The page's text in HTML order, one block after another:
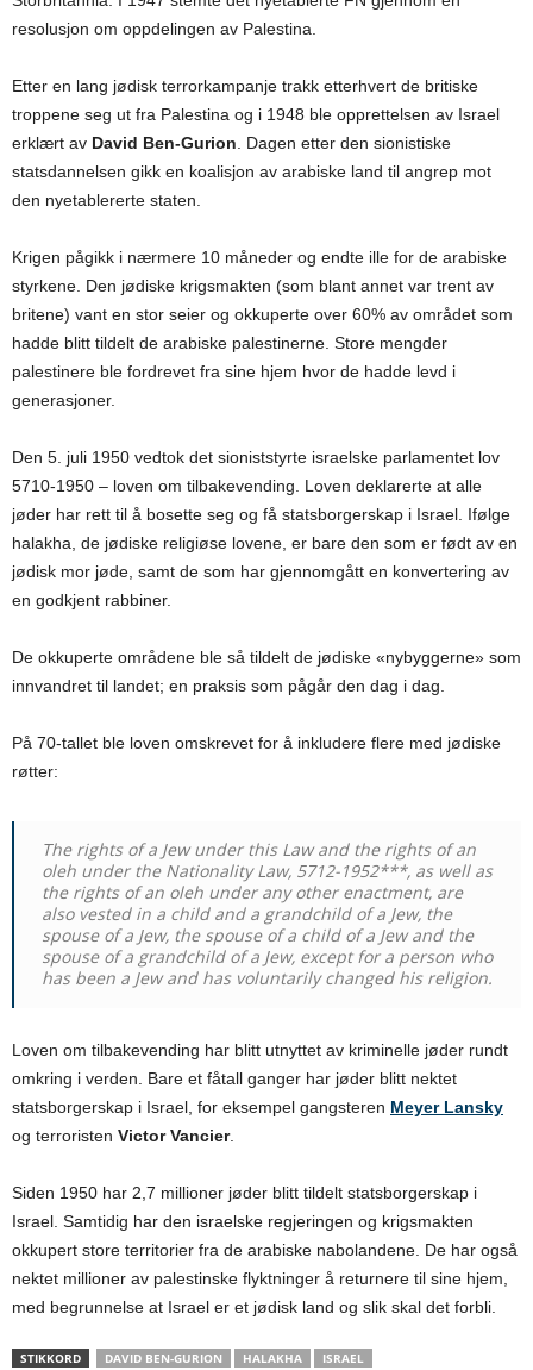
resolusjon om oppdelingen av Palestina.
Etter en lang jødisk terrorkampanje trakk etterhvert de britiske
troppene seg ut fra Palestina og i 1948 ble opprettelsen av Israel
erklært av David Ben-Gurion. Dagen etter den sionistiske
statsdannelsen gikk en koalisjon av arabiske land til angrep mot
den nyetablererte staten.
Krigen pågikk i nærmere 10 måneder og endte ille for de arabiske
styrkene. Den jødiske krigsmakten (som blant annet var trent av
britene) vant en stor seier og okkuperte over 60% av området som
hadde blitt tildelt de arabiske palestinerne. Store mengder
palestinere ble fordrevet fra sine hjem hvor de hadde levd i
generasjoner.
Den 5. juli 1950 vedtok det sioniststyrte israelske parlamentet lov
5710-1950 – loven om tilbakevending. Loven deklarerte at alle
jøder har rett til å bosette seg og få statsborgerskap i Israel. Ifølge
halakha, de jødiske religiøse lovene, er bare den som er født av en
jødisk mor jøde, samt de som har gjennomgått en konvertering av
en godkjent rabbiner.
De okkuperte områdene ble så tildelt de jødiske «nybyggerne» som
innvandret til landet; en praksis som pågår den dag i dag.
På 70-tallet ble loven omskrevet for å inkludere flere med jødiske
røtter:
The rights of a Jew under this Law and the rights of an
oleh under the Nationality Law, 5712-1952***, as well as
the rights of an oleh under any other enactment, are
also vested in a child and a grandchild of a Jew, the
spouse of a Jew, the spouse of a child of a Jew and the
spouse of a grandchild of a Jew, except for a person who
has been a Jew and has voluntarily changed his religion.
Loven om tilbakevending har blitt utnyttet av kriminelle jøder rundt
omkring i verden. Bare et fåtall ganger har jøder blitt nektet
statsborgerskap i Israel, for eksempel gangsteren Meyer Lansky
og terroristen Victor Vancier.
Siden 1950 har 2,7 millioner jøder blitt tildelt statsborgerskap i
Israel. Samtidig har den israelske regjeringen og krigsmakten
okkupert store territorier fra de arabiske nabolandene. De har også
nektet millioner av palestinske flyktninger å returnere til sine hjem,
med begrunnelse at Israel er et jødisk land og slik skal det forbli.
STIKKORD DAVID BEN-GURION HALAKHA
ISRAEL